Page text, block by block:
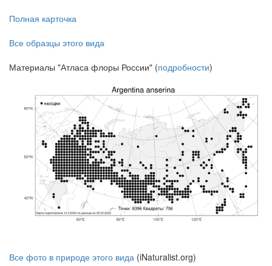
Полная карточка
Все образцы этого вида
Материалы "Атласа флоры России" (подробности)
Все фото в природе этого вида (iNaturalist.org)